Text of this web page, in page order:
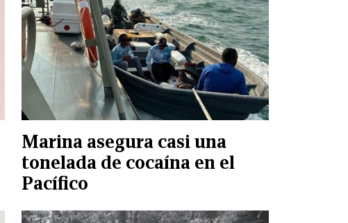
Marina asegura casi una
tonelada de cocaína en el
Pacífico